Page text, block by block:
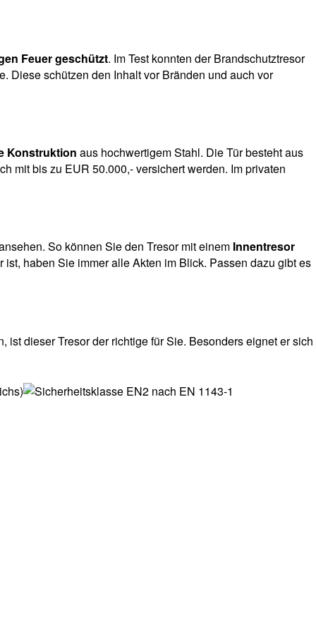
Feuer geschützt. Im Test konnten der Brandschutztresor
Diese schützen den Inhalt vor Bränden und auch vor
Konstruktion aus hochwertigem Stahl. Die Tür besteht aus
mit bis zu EUR 50.000,- versichert werden. Im privaten
So können Sie den Tresor mit einem Innentresor
ist, haben Sie immer alle Akten im Blick. Passen dazu gibt es
dieser Tresor der richtige für Sie. Besonders eignet er sich